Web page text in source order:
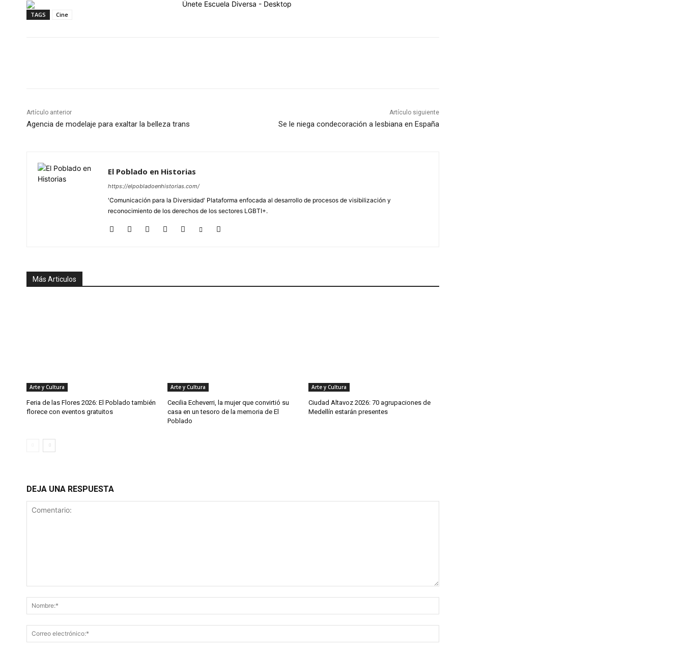
TAGS Cine
Artículo anterior
Agencia de modelaje para exaltar la belleza trans
Artículo siguiente
Se le niega condecoración a lesbiana en España
El Poblado en Historias
https://elpobladoenhistorias.com/
'Comunicación para la Diversidad' Plataforma enfocada al desarrollo de procesos de visibilización y
reconocimiento de los derechos de los sectores LGBTI+.
Más Articulos
Arte y Cultura
Feria de las Flores 2026: El Poblado también
florece con eventos gratuitos
Arte y Cultura
Cecilia Echeverri, la mujer que convirtió su
casa en un tesoro de la memoria de El
Poblado
Arte y Cultura
Ciudad Altavoz 2026: 70 agrupaciones de
Medellín estarán presentes
DEJA UNA RESPUESTA
electrónico:*